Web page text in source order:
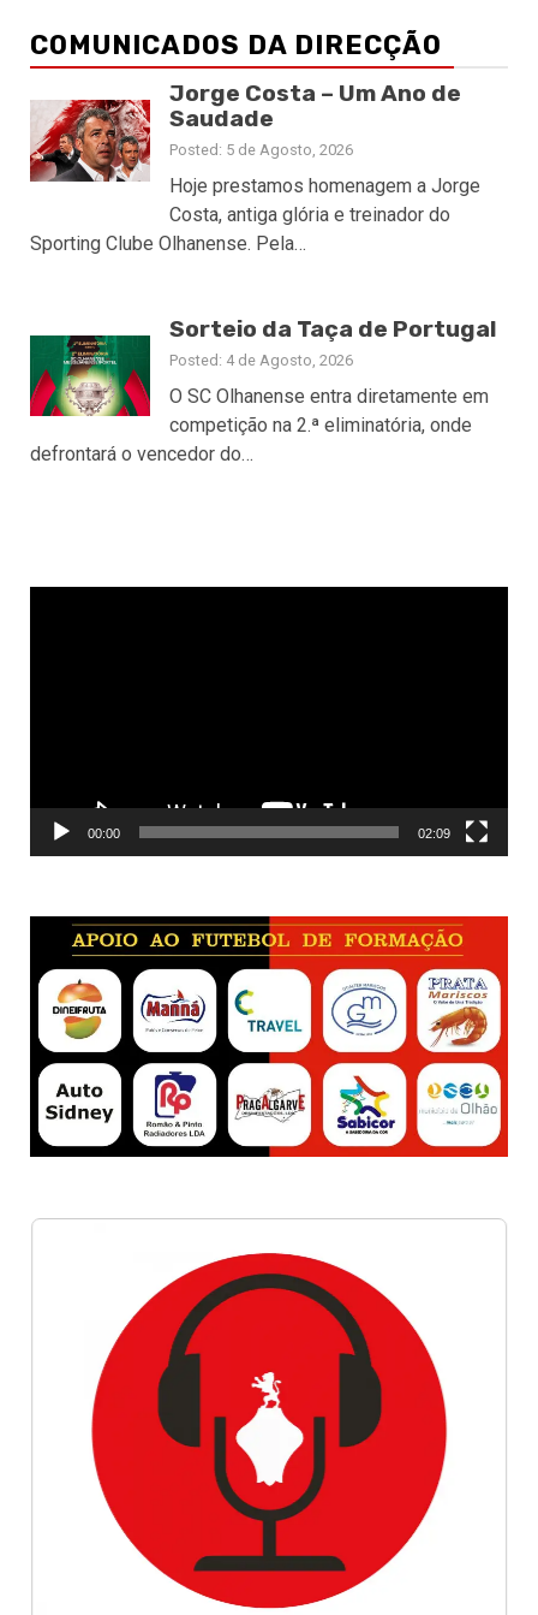
COMUNICADOS DA DIRECÇÃO
Jorge Costa – Um Ano de
Saudade
Posted: 5 de Agosto, 2026
Hoje prestamos homenagem a Jorge
Costa, antiga glória e treinador do
Sporting Clube Olhanense. Pela…
Sorteio da Taça de Portugal
Posted: 4 de Agosto, 2026
O SC Olhanense entra diretamente em
competição na 2.ª eliminatória, onde
defrontará o vencedor do…
00:00 02:09